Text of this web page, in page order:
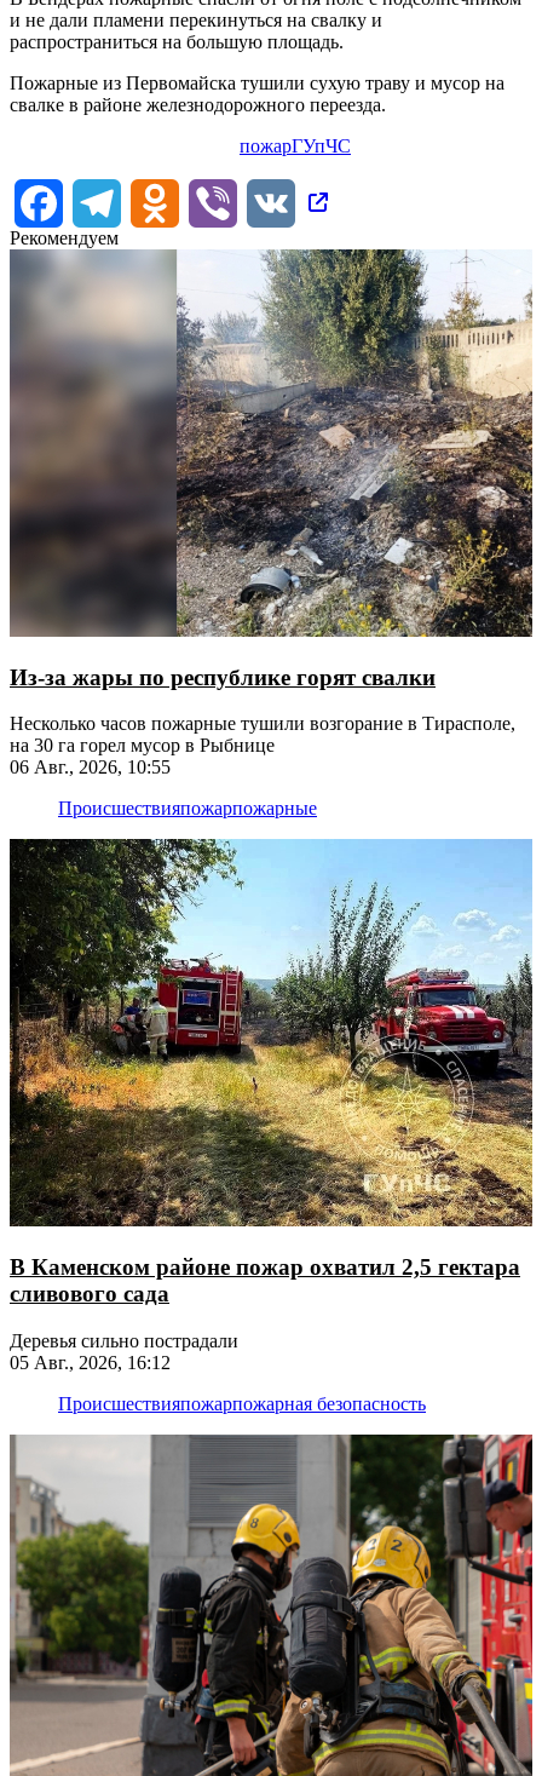
и не дали пламени перекинуться на свалку и
распространиться на большую площадь.
Пожарные из Первомайска тушили сухую траву и мусор на
свалке в районе железнодорожного переезда.
пожарГУпЧС
FacebookTelegram Odnoklassniki
Viber
VK
Рекомендуем
Из-за жары по республике горят свалки
Несколько часов пожарные тушили возгорание в Тирасполе,
на 30 га горел мусор в Рыбнице
06 Авг., 2026, 10:55
Происшествияпожарпожарные
В Каменском районе пожар охватил 2,5 гектара
сливового сада
Деревья сильно пострадали
05 Авг., 2026, 16:12
Происшествияпожарпожарная безопасность